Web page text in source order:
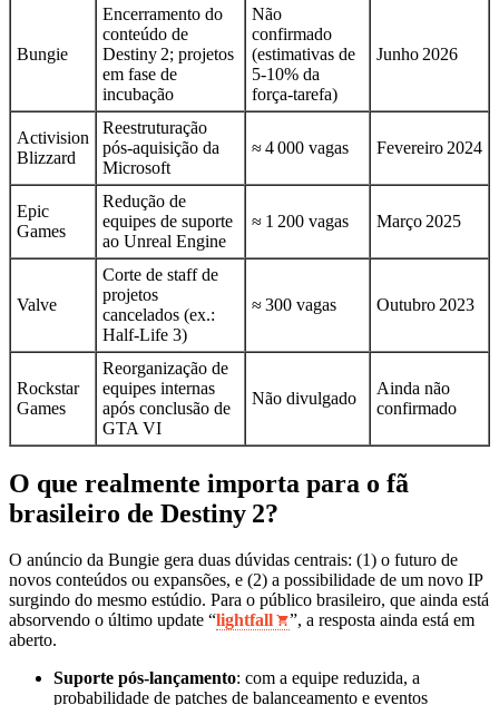
Bungie
Encerramento do
conteúdo de
Destiny 2; projetos
em fase de
incubação
Não
confirmado
(estimativas de
5‑10% da
força‑tarefa)
Junho 2026
Activision
Blizzard
Reestruturação
pós‑aquisição da
Microsoft
≈ 4 000 vagas Fevereiro 2024
Epic
Games
Redução de
equipes de suporte
ao Unreal Engine
≈ 1 200 vagas Março 2025
Valve
Corte de staff de
projetos
cancelados (ex.:
Half‑Life 3)
≈ 300 vagas Outubro 2023
Rockstar
Games
Reorganização de
equipes internas
após conclusão de
GTA VI
Não divulgado
Ainda não
confirmado
O que realmente importa para o fã
brasileiro de Destiny 2?
O anúncio da Bungie gera duas dúvidas centrais: (1) o futuro de
novos conteúdos ou expansões, e (2) a possibilidade de um novo IP
surgindo do mesmo estúdio. Para o público brasileiro, que ainda está
absorvendo o último update “lightfall
”, a resposta ainda está em
aberto.
Suporte pós‑lançamento: com a equipe reduzida, a
probabilidade de patches de balanceamento e eventos